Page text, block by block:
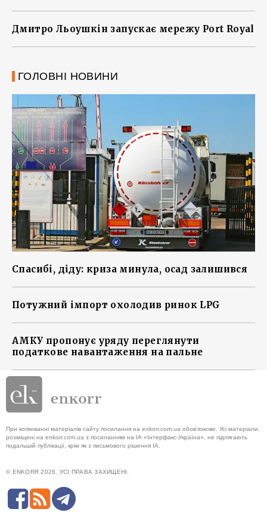
Дмитро Льоушкін запускає мережу Port Royal
ГОЛОВНІ НОВИНИ
Спасибі, діду: криза минула, осад залишився
Потужний імпорт охолодив ринок LPG
АМКУ пропонує уряду переглянути
податкове навантаження на пальне
При копіюванні матеріалів сайту посилання на enkorr.com.ua обов'язкове. Усі матеріали,
розміщені на enkorr.com.ua з посиланням на ІА «Інтерфакс-Україна», не підлягають
подальшій публікації, крім як з письмового рішення ІА.
© ENKORR 2026. УСІ ПРАВА ЗАХИЩЕНІ.